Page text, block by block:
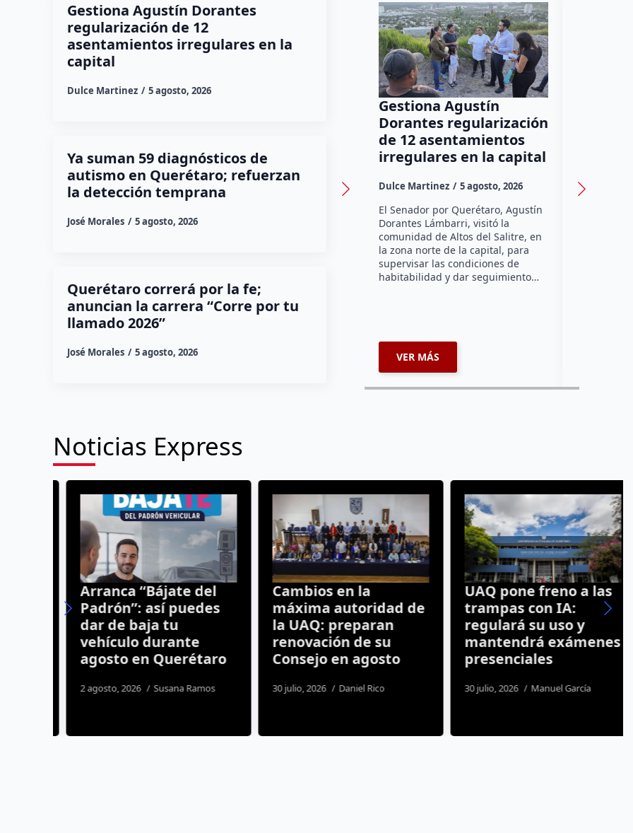
Gestiona Agustín Dorantes
regularización de 12
asentamientos irregulares en la
capital
Dulce Martinez 5 agosto, 2026
Ya suman 59 diagnósticos de
autismo en Querétaro; refuerzan
la detección temprana
José Morales 5 agosto, 2026
Querétaro correrá por la fe;
anuncian la carrera “Corre por tu
llamado 2026”
José Morales 5 agosto, 2026
Gestiona Agustín
Dorantes regularización
de 12 asentamientos
irregulares en la capital
Dulce Martinez 5 agosto, 2026
El Senador por Querétaro, Agustín
Dorantes Lámbarri, visitó la
comunidad de Altos del Salitre, en
la zona norte de la capital, para
supervisar las condiciones de
habitabilidad y dar seguimiento…
VER MÁS
Más de
realizado
detección
Noticias Express
Arranca “Bájate del
Padrón”: así puedes
dar de baja tu
vehículo durante
agosto en Querétaro
2 agosto, 2026 Susana Ramos
Cambios en la
máxima autoridad de
la UAQ: preparan
renovación de su
Consejo en agosto
30 julio, 2026 Daniel Rico
UAQ pone freno a las
trampas con IA:
regulará su uso y
mantendrá exámenes
presenciales
30 julio, 2026 Manuel García